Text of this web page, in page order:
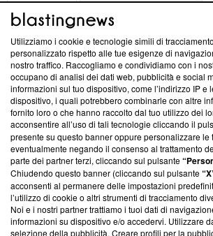
ABOUT
Questa sezione offre informazioni
News, sui nostri processi editoriali e su
creare news di qualità. Inoltre, afferma la
‘Trust Project - News with Integrity’Blasting
ancora membro del programma, ma ha
parte; Trust Project non ha ancora
conformità agli standard.
Su di noi
Team editoriale
Corporate
Utilizziamo i cookie e tecnologie simili di
personalizzato rispetto alle tue esigenze di
nostro traffico. Raccogliamo e condividiamo con i
occupano di analisi dei dati web, pubblicità e social
informazioni sul tuo dispositivo, come l’indirizzo IP e
dispositivo, i quali potrebbero combinarle con altre
fornito loro o che hanno raccolto dal tuo utilizzo dei
acconsentire all’uso di tali tecnologie cliccando il
presente su questo banner oppure personalizzare le
eventualmente negando il consenso al trattamento
parte dei partner terzi, cliccando sul pulsante
Chiudendo questo banner (cliccando sul pulsante
acconsenti al permanere delle impostazioni
l’utilizzo di cookie o altri strumenti di tracciamento
Noi e i nostri partner trattiamo i tuoi dati di
informazioni su dispositivo e/o accedervi. Utilizzare
selezione della pubblicità. Creare profili per la